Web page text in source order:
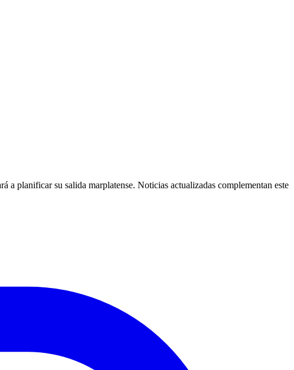
a planificar su salida marplatense. Noticias actualizadas complementan este